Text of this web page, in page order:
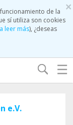
×
de la
sí utiliza son cookies
leer más), ¿deseas
☰
e.V.